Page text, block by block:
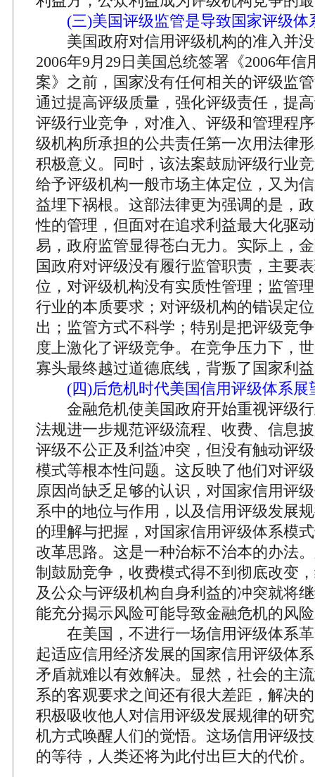
(三)美国评级监管是导致国家评级体
美国政府对信用评级机构的准入并没
2006年9月29日美国总统签署《2006年
案》之前，国家没有任何相关的评级监
通过提高评级质量，强化评级责任，提
评级行业竞争，对准入、评级和管理程
级机构所承担的公共责任第一次用法律
积极意义。同时，该法案鼓励评级行业
给予评级机构一般市场主体定位，又为
益埋下祸根。这部法律更为强调的是，
性的管理，但面对在追求利益最大化驱
易，政府监管显得苍白无力。实际上，
国政府对评级没有履行监管职责，主要
位，对评级机构没有实质性管理；监管
行业的本质要求；对评级机构的错误定
出；监管方式不科学；特别是把评级竞
度上激化了评级竞争。在竞争压力下，
寡头最终越过道德底线，背叛了国家利
(四)后危机时代美国信用评级体系展
金融危机使美国政府开始重视评级行
法规进一步规范评级流程、收费、信息
评级不公正及利益冲突，但没有触动评
模式等根本性问题。这反映了他们对评
原因尚缺乏足够的认识，对国家信用评
系中的地位与作用，以及信用评级发展
的理解与把握，对国家信用评级体系模
改革思路。这是一种治标不治本的办法
制鼓励竞争，收费模式得不到彻底改变
及公众与评级机构自身利益的冲突就将
能充分揭示风险可能导致金融危机的风
在美国，不进行一场信用评级体系革
起适应信用经济发展的国家信用评级体
矛盾就难以有效解决。显然，社会的主
系的客观要求之间还有很大差距，解决
积极吸收他人对信用评级发展规律的研
机方式唤醒人们的觉悟。这场信用评级
的等待，人类还将为此付出巨大的代价。